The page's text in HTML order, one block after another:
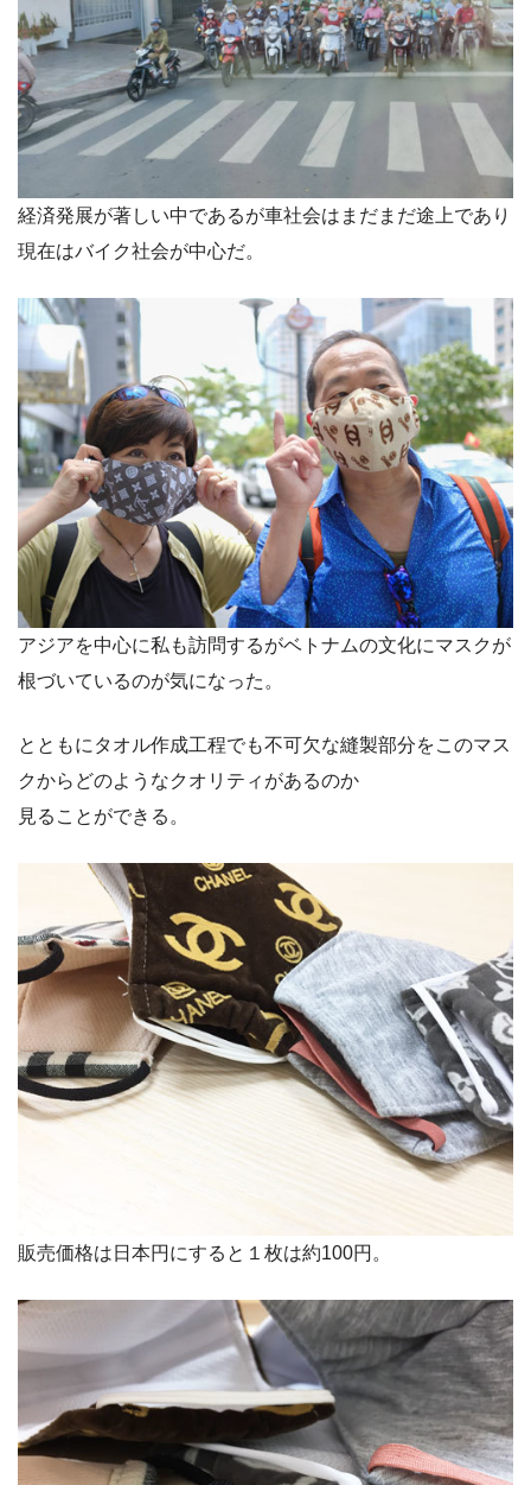
経済発展が著しい中であるが車社会はまだまだ途上であり
現在はバイク社会が中心だ。
アジアを中心に私も訪問するがベトナムの文化にマスクが
根づいているのが気になった。
とともにタオル作成工程でも不可欠な縫製部分をこのマス
クからどのようなクオリティがあるのか
見ることができる。
販売価格は日本円にすると１枚は約100円。